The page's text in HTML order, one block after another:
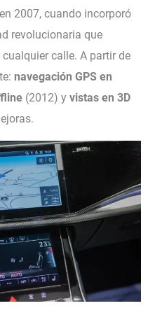
2007, cuando incorporó
revolucionaria que
calle. A partir de
navegación GPS en
(2012) y vistas en 3D